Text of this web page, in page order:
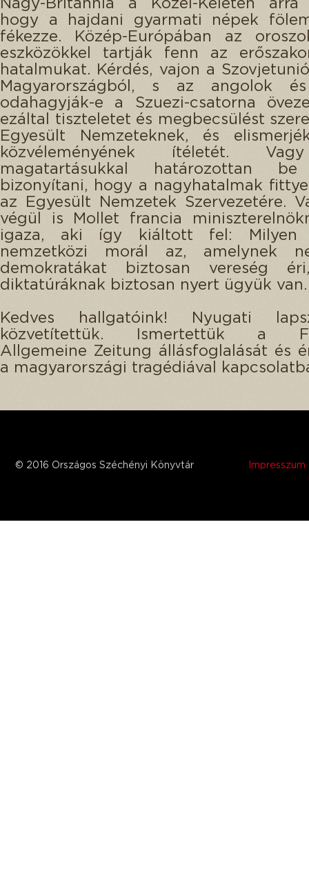
Nagy-Britannia a Közel-Keleten arra
hogy a hajdani gyarmati népek
fékezze. Közép-Európában az
eszközökkel tartják fenn az
hatalmukat. Kérdés, vajon a
Magyarországból, s az angolok
odahagyják-e a Szuezi-csatorna
ezáltal tiszteletet és megbecsülést
Egyesült Nemzeteknek, és
közvéleményének ítéletét.
magatartásukkal határozottan
bizonyítani, hogy a nagyhatalmak
az Egyesült Nemzetek Szervezetére.
végül is Mollet francia
igaza, aki így kiáltott fel: Milyen
nemzetközi morál az, amelynek
demokratákat biztosan vereség
diktatúráknak biztosan nyert ügyük van.
Kedves hallgatóink! Nyugati
közvetítettük. Ismertettük a
Allgemeine Zeitung állásfoglalását és
a magyarországi tragédiával
© 2016 Országos Széchényi Könyvtár Impresszum